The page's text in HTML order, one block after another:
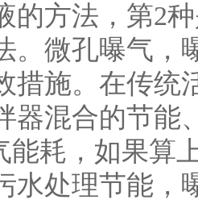
的方法，第2
。微孔曝气，
措施。在传统
器混合的节能
能耗，如果算
水处理节能，